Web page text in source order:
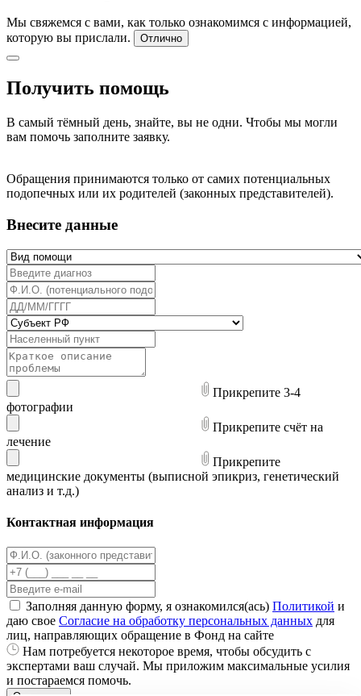
Мы свяжемся с вами, как только ознакомимся с информацией,
которую вы прислали.
Отлично
Получить помощь
В самый тёмный день, знайте, вы не одни. Чтобы мы могли
вам помочь заполните заявку.
Обращения принимаются только от самих потенциальных
подопечных или их родителей (законных представителей).
Внесите данные
Прикрепите 3-4
фотографии
Прикрепите счёт на
лечение
Прикрепите
медицинские документы (выписной эпикриз, генетический
анализ и т.д.)
Контактная информация
Заполняя данную форму, я ознакомился(ась) Политикой и
даю свое Согласие на обработку персональных данных для
лиц, направляющих обращение в Фонд на сайте
Нам потребуется некоторое время, чтобы обсудить с
экспертами ваш случай. Мы приложим максимальные усилия
и постараемся помочь.